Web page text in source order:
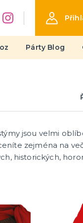
Párty Blog
Jizvy
Barvy UV
Sety
Barvy
další
jsou velmi
zejména na
historických,